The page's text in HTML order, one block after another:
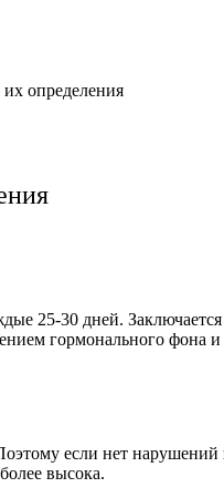
определения
25-30 дней.
гормонального
если нет
высока.